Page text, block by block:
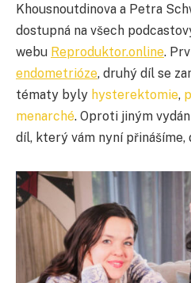
Khousnoutdinova a Petra
dostupná na všech
webu Reproduktor.online.
endometrióze, druhý díl se
tématy byly hysterektomie,
menarché. Oproti jiným
díl, který vám nyní přinášíme,